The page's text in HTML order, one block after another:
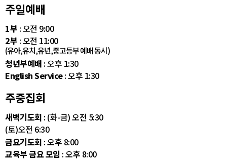
주일예배
1부 : 오전 9:00
2부 : 오전 11:00
(유아,유치,유년,중고등부 예배 동시)
청년부예배 : 오후 1:30
English Service: 오후 1:30
주중집회
새벽기도회 : (화-금) 오전 5:30
(토)오전 6:30
금요기도회 : 오후 8:00
교육부 금요 모임 : 오후 8:00